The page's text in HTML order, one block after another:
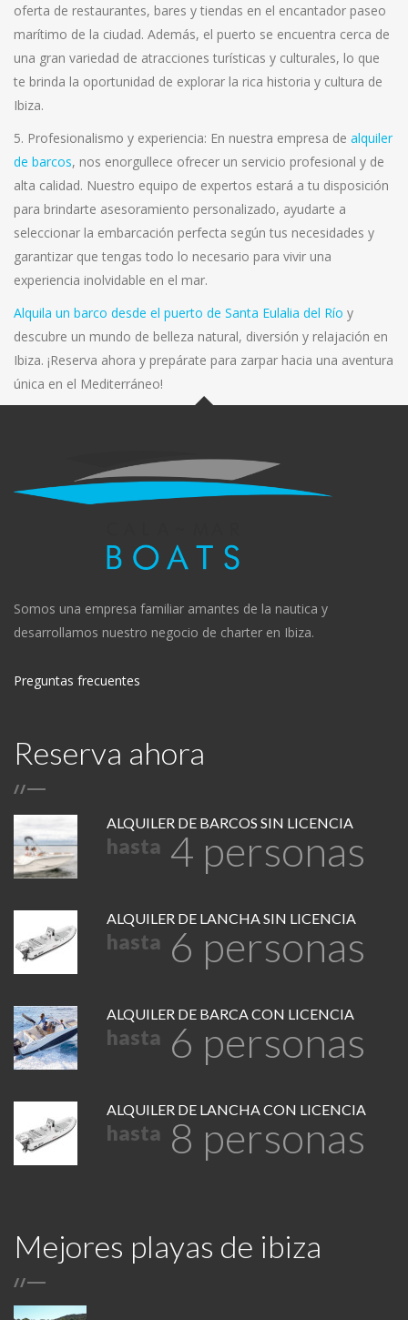
oferta de restaurantes, bares y tiendas en el encantador paseo
marítimo de la ciudad. Además, el puerto se encuentra cerca de
una gran variedad de atracciones turísticas y culturales, lo que
te brinda la oportunidad de explorar la rica historia y cultura de
Ibiza.
5. Profesionalismo y experiencia: En nuestra empresa de alquiler
de barcos, nos enorgullece ofrecer un servicio profesional y de
alta calidad. Nuestro equipo de expertos estará a tu disposición
para brindarte asesoramiento personalizado, ayudarte a
seleccionar la embarcación perfecta según tus necesidades y
garantizar que tengas todo lo necesario para vivir una
experiencia inolvidable en el mar.
Alquila un barco desde el puerto de Santa Eulalia del Río y
descubre un mundo de belleza natural, diversión y relajación en
Ibiza. ¡Reserva ahora y prepárate para zarpar hacia una aventura
única en el Mediterráneo!
Somos una empresa familiar amantes de la nautica y
desarrollamos nuestro negocio de charter en Ibiza.
Preguntas frecuentes
Reserva ahora
/ /
ALQUILER DE BARCOS SIN LICENCIA
hasta 4 personas
ALQUILER DE LANCHA SIN LICENCIA
hasta 6 personas
ALQUILER DE BARCA CON LICENCIA
hasta 6 personas
ALQUILER DE LANCHA CON LICENCIA
hasta 8 personas
Mejores playas de ibiza
/ /